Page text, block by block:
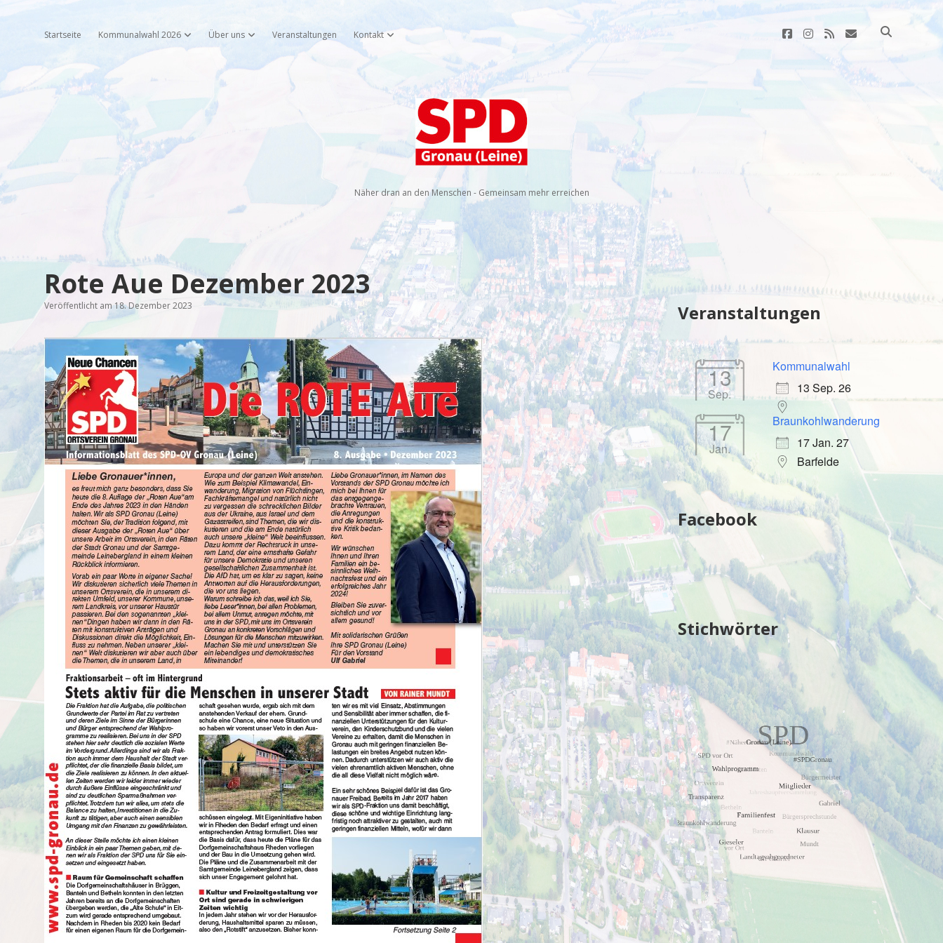
Startseite Kommunalwahl 2026 Dropdown-Menü öffnen
Über uns Dropdown-Menü öffnen
Veranstaltungen Kontakt Dropdown-Menü öffnen facebookinstagram
rss E-
SPD
Gronau
(Leine)
Näher dran an den Menschen - Gemeinsam mehr erreichen
Rote Aue Dezember 2023
Veröffentlicht am 18. Dezember 2023
Sidebar
Veranstaltungen
13
Sep.
Kommunalwahl
13 Sep. 26
17
Jan.
Braunkohlwanderung
17 Jan. 27
Barfelde
Facebook
Stichwörter